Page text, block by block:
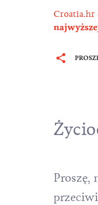
Croatia.hr
Proszę,